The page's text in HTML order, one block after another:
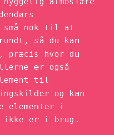
små nok til at
så du kan
præcis hvor du
er også
til
og kan
elementer i
ikke er i brug.